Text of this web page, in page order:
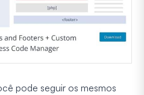
pode seguir os mesmos